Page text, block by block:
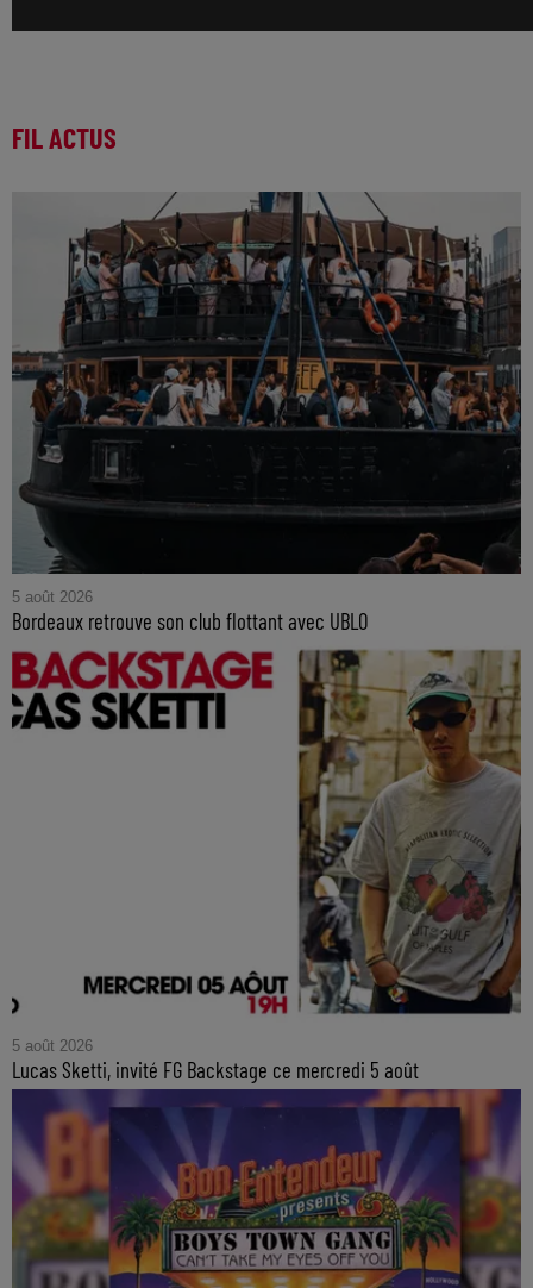
FIL ACTUS
5 août 2026
Bordeaux retrouve son club flottant avec UBLO
5 août 2026
Lucas Sketti, invité FG Backstage ce mercredi 5 août